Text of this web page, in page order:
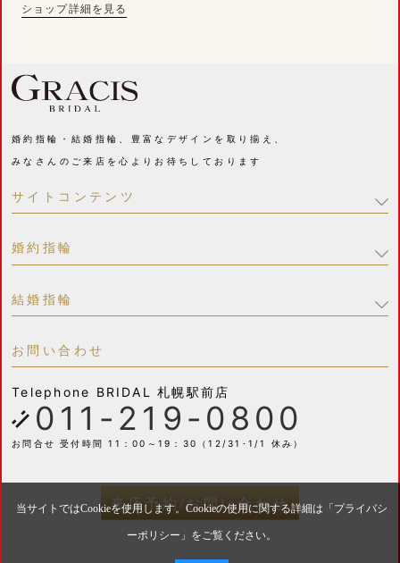
ショップ詳細を見る
婚約指輪・結婚指輪、豊富なデザインを取り揃え、
みなさんのご来店を心よりお待ちしております
サイトコンテンツ
婚約指輪
結婚指輪
お問い合わせ
Telephone BRIDAL 札幌駅前店
011-219-0800
お問合せ 受付時間 11：00～19：30（12/31･1/1 休み）
来店予約/お問い合わせ
当サイトではCookieを使用します。Cookieの使用に関する詳細は「 プライバシ
ーポリシー 」をご覧ください。